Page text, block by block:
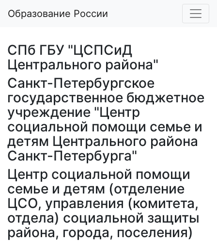
Образование России
СПб ГБУ "ЦСПСиД
Центрального района"
Санкт-Петербургское
государственное бюджетное
учреждение "Центр
социальной помощи семье и
детям Центрального района
Санкт-Петербурга"
Центр социальной помощи
семье и детям (отделение
ЦСО, управления (комитета,
отдела) социальной защиты
района, города, поселения)